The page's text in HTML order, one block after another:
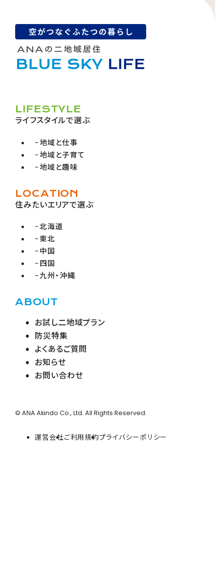
LIFESTYLE
ライフスタイルで選ぶ
地域と仕事
地域と子育て
地域と趣味
LOCATION
住みたいエリアで選ぶ
北海道
東北
中国
四国
九州・沖縄
ABOUT
お試し二地域プラン
防災特集
よくあるご質問
お知らせ
お問い合わせ
© ANA Akindo Co., Ltd. All Rights Reserved.
運営会社ご利用規約プライバシーポリシー